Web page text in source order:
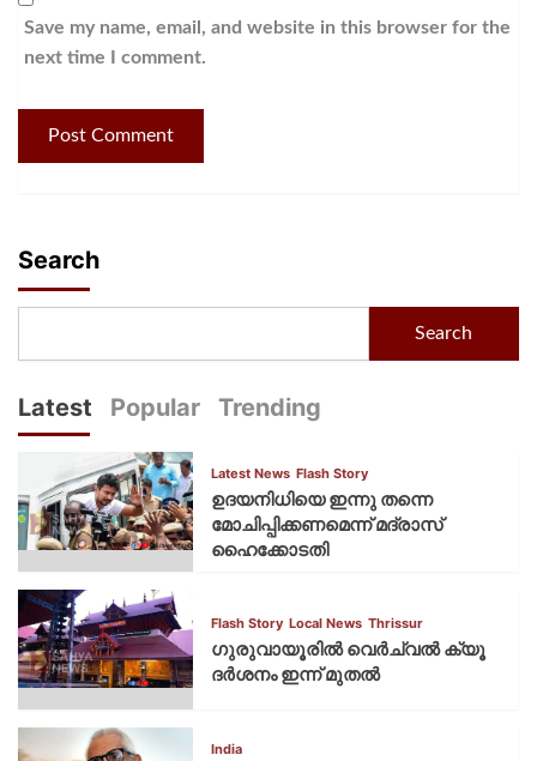
Save my name, email, and website in this browser for the
next time I comment.
Search
Search
Latest Popular Trending
Latest News Flash Story
ഉദയനിധിയെ ഇന്നു തന്നെ
മോചിപ്പിക്കണമെന്ന് മദ്രാസ്
ഹൈക്കോടതി
Flash Story Local News Thrissur
ഗുരുവായൂരില്‍ വെര്‍ച്വല്‍ ക്യൂ
ദര്‍ശനം ഇന്ന് മുതല്‍
India